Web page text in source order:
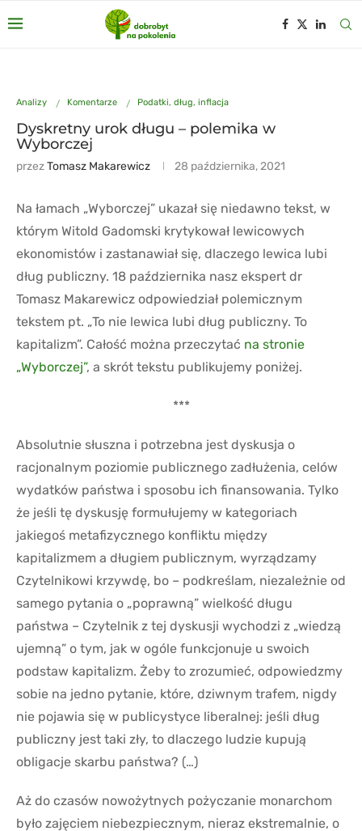
Analizy Komentarze Podatki, dług, inflacja
Dyskretny urok długu – polemika w
Wyborczej
przezTomasz Makarewicz 28 października, 2021
Na łamach „Wyborczej” ukazał się niedawno tekst, w
którym Witold Gadomski krytykował lewicowych
ekonomistów i zastanawiał się, dlaczego lewica lubi
dług publiczny. 18 października nasz ekspert dr
Tomasz Makarewicz odpowiedział polemicznym
tekstem pt. „To nie lewica lubi dług publiczny. To
kapitalizm”. Całość można przeczytać na stronie
„Wyborczej”, a skrót tekstu publikujemy poniżej.
***
Absolutnie słuszna i potrzebna jest dyskusja o
racjonalnym poziomie publicznego zadłużenia, celów
wydatków państwa i sposobu ich finansowania. Tylko
że jeśli tę dyskusję formułujemy w kategoriach
jakiegoś metafizycznego konfliktu między
kapitalizmem a długiem publicznym, wyrządzamy
Czytelnikowi krzywdę, bo – podkreślam, niezależnie od
samego pytania o „poprawną” wielkość długu
państwa – Czytelnik z tej dyskusji wychodzi z „wiedzą
ujemną” o tym, jak w ogóle funkcjonuje u swoich
podstaw kapitalizm. Żeby to zrozumieć, odpowiedzmy
sobie na jedno pytanie, które, dziwnym trafem, nigdy
nie pojawia się w publicystyce liberalnej: jeśli dług
publiczny jest taki zły, to dlaczego ludzie kupują
obligacje skarbu państwa? (…)
Aż do czasów nowożytnych pożyczanie monarchom
było zajęciem niebezpiecznym, nieraz ekstremalnie, o